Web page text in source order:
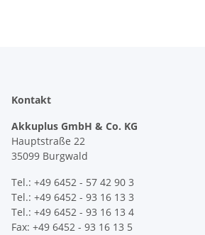
Kontakt
Akkuplus GmbH & Co. KG
Hauptstraße 22
35099 Burgwald
Tel.: +49 6452 - 57 42 90 3
Tel.: +49 6452 - 93 16 13 3
Tel.: +49 6452 - 93 16 13 4
Fax: +49 6452 - 93 16 13 5